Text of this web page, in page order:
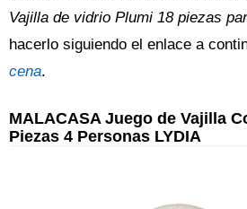
Vajilla de vidrio Plumi 18 piezas
hacerlo siguiendo el enlace a
cena.
MALACASA Juego de Vajilla
Piezas 4 Personas LYDIA